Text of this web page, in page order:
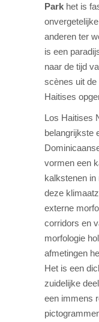
Park het is
anderen ter
is een
naar de tijd
scènes uit de
Haitises
Los Haitises
belangrijkste
vormen een
kalkstenen
deze
externe
corridors en
morfologie
afmetingen
Het is een
zuidelijke
een immens